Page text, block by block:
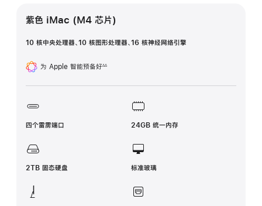
紫色 iMac (M4 芯片)
10 核中央处理器、10 核图形处理器、16 核神经网络引擎
为 Apple 智能预备好∆∆
四个雷雳端口 24GB 统一内存
2TB 固态硬盘 标准玻璃